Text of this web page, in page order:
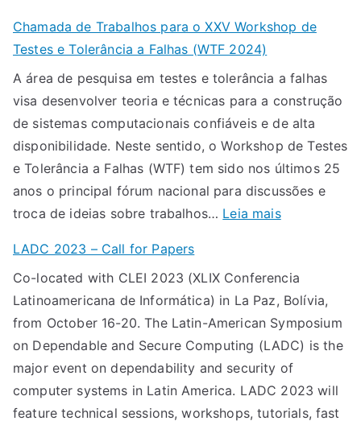
l
o
s
p
a
r
a
X
X
V
I
W
o
A
D
C
2
0
2
4
:
c
l
f
o
r
p
a
Chamada de Trabalhos para o XXV Workshop de
Testes e Tolerância a Falhas (WTF 2024)
A área de pesquisa em testes e tolerância a falhas
visa desenvolver teoria e técnicas para a construção
de sistemas computacionais confiáveis e de alta
disponibilidade. Neste sentido, o Workshop de Testes
e Tolerância a Falhas (WTF) tem sido nos últimos 25
anos o principal fórum nacional para discussões e
troca de ideias sobre trabalhos… Leia mais:
a
m
a
d
a
d
e
LADC 2023 – Call for Papers
Co-located with CLEI 2023 (XLIX Conferencia
Latinoamericana de Informática) in La Paz, Bolívia,
from October 16-20. The Latin-American Symposium
on Dependable and Secure Computing (LADC) is the
major event on dependability and security of
computer systems in Latin America. LADC 2023 will
feature technical sessions, workshops, tutorials, fast